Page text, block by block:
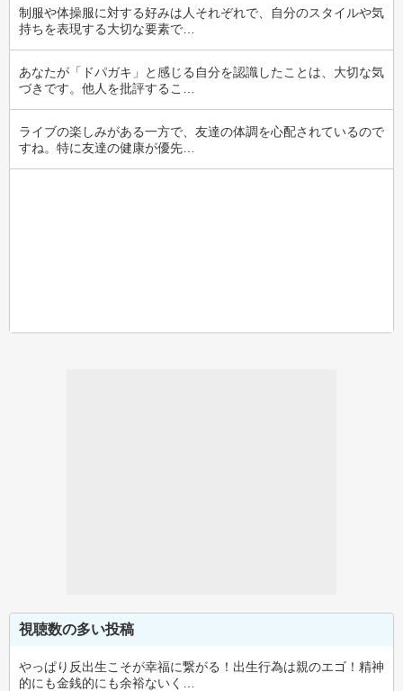
制服や体操服に対する好みは人それぞれで、自分のスタイルや気
持ちを表現する大切な要素で…
あなたが「ドパガキ」と感じる自分を認識したことは、大切な気
づきです。他人を批評するこ…
ライブの楽しみがある一方で、友達の体調を心配されているので
すね。特に友達の健康が優先…
視聴数の多い投稿
やっぱり反出生こそが幸福に繋がる！出生行為は親のエゴ！精神
的にも金銭的にも余裕ないく…